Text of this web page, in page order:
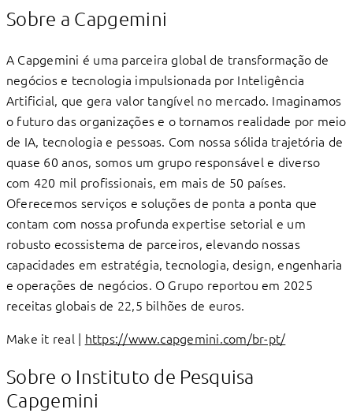
Sobre a Capgemini
A Capgemini é uma parceira global de transformação de
negócios e tecnologia impulsionada por Inteligência
Artiﬁcial, que gera valor tangível no mercado. Imaginamos
o futuro das organizações e o tornamos realidade por meio
de IA, tecnologia e pessoas. Com nossa sólida trajetória de
quase 60 anos, somos um grupo responsável e diverso
com 420 mil proﬁssionais, em mais de 50 países.
Oferecemos serviços e soluções de ponta a ponta que
contam com nossa profunda expertise setorial e um
robusto ecossistema de parceiros, elevando nossas
capacidades em estratégia, tecnologia, design, engenharia
e operações de negócios. O Grupo reportou em 2025
receitas globais de 22,5 bilhões de euros.
Make it real | https://www.capgemini.com/br-pt/
Sobre o Instituto de Pesquisa
Capgemini